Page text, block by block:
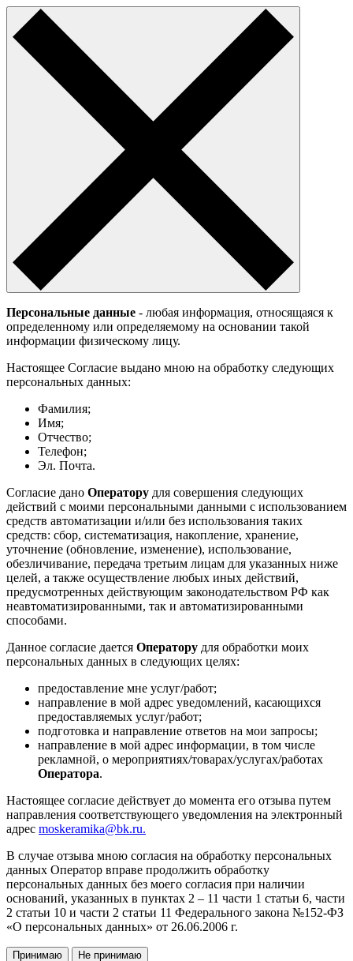
Персональные данные - любая информация, относящаяся к
определенному или определяемому на основании такой
информации физическому лицу.
Настоящее Согласие выдано мною на обработку следующих
персональных данных:
Фамилия;
Имя;
Отчество;
Телефон;
Эл. Почта.
Согласие дано Оператору для совершения следующих
действий с моими персональными данными с использованием
средств автоматизации и/или без использования таких
средств: сбор, систематизация, накопление, хранение,
уточнение (обновление, изменение), использование,
обезличивание, передача третьим лицам для указанных ниже
целей, а также осуществление любых иных действий,
предусмотренных действующим законодательством РФ как
неавтоматизированными, так и автоматизированными
способами.
Данное согласие дается Оператору для обработки моих
персональных данных в следующих целях:
предоставление мне услуг/работ;
направление в мой адрес уведомлений, касающихся
предоставляемых услуг/работ;
подготовка и направление ответов на мои запросы;
направление в мой адрес информации, в том числе
рекламной, о мероприятиях/товарах/услугах/работах
Оператора.
Настоящее согласие действует до момента его отзыва путем
направления соответствующего уведомления на электронный
адрес moskeramika@bk.ru.
В случае отзыва мною согласия на обработку персональных
данных Оператор вправе продолжить обработку
персональных данных без моего согласия при наличии
оснований, указанных в пунктах 2 – 11 части 1 статьи 6, части
2 статьи 10 и части 2 статьи 11 Федерального закона №152-ФЗ
«О персональных данных» от 26.06.2006 г.
Принимаю Не принимаю